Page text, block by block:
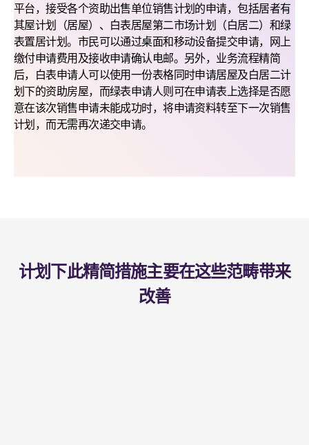
平台，接受各个资助出售单位销售计划的申请，包括居者有
其屋计划（居屋）、白表居屋第二市场计划（白居二）和绿
表置居计划。市民可以通过桌面和移动设备提交申请，网上
缴付申请费用及接收申请确认电邮。另外，业务流程精简
后，白表申请人可以使用一份表格同时申请居屋及白居二计
划下的资助房屋，而绿表申请人则可在申请表上选择是否愿
意在该次销售申请未能成功时，将申请资料转至下一次销售
计划，而无需再次递交申请。
计划下此精简措施主要在这些范畴带来
改善